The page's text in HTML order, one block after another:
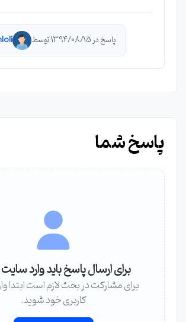
پاسخ در 1394/08/15 توسط
پاسخ شما
برای ارسال پاسخ باید وارد
برای مشارکت در بحث لازم است ابتدا
کاربری خود شوید.